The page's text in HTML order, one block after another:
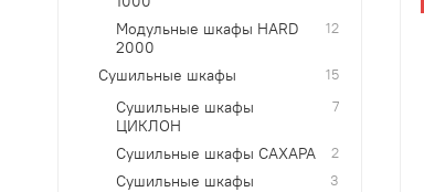
Модульные шкафы HARD
2000
12
Cушильные шкафы 15
Сушильные шкафы
ЦИКЛОН
7
Сушильные шкафы САХАРА 2
Сушильные шкафы
3